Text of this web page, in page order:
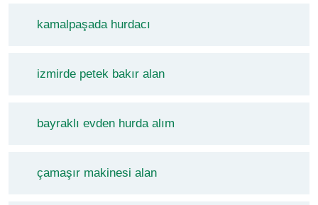
kamalpaşada hurdacı
izmirde petek bakır alan
bayraklı evden hurda alım
çamaşır makinesi alan